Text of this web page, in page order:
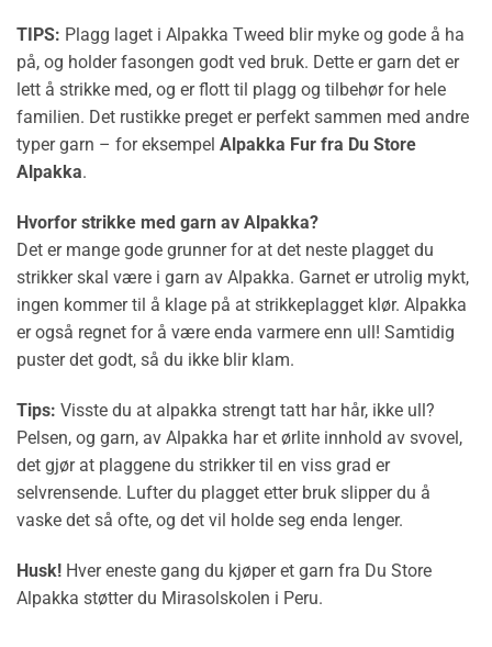
TIPS: Plagg laget i Alpakka Tweed blir myke og gode å ha
på, og holder fasongen godt ved bruk. Dette er garn det er
lett å strikke med, og er flott til plagg og tilbehør for hele
familien. Det rustikke preget er perfekt sammen med andre
typer garn – for eksempel Alpakka Fur fra Du Store
Alpakka.
Hvorfor strikke med garn av Alpakka?
Det er mange gode grunner for at det neste plagget du
strikker skal være i garn av Alpakka. Garnet er utrolig mykt,
ingen kommer til å klage på at strikkeplagget klør. Alpakka
er også regnet for å være enda varmere enn ull! Samtidig
puster det godt, så du ikke blir klam.
Tips: Visste du at alpakka strengt tatt har hår, ikke ull?
Pelsen, og garn, av Alpakka har et ørlite innhold av svovel,
det gjør at plaggene du strikker til en viss grad er
selvrensende. Lufter du plagget etter bruk slipper du å
vaske det så ofte, og det vil holde seg enda lenger.
Husk! Hver eneste gang du kjøper et garn fra Du Store
Alpakka støtter du Mirasolskolen i Peru.